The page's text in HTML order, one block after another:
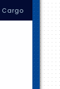
Cargo